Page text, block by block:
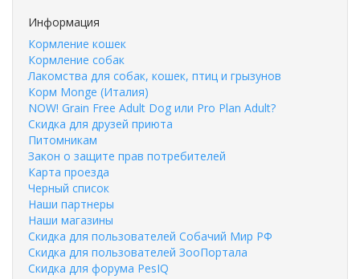
Информация
Кормление кошек
Кормление собак
Лакомства для собак, кошек, птиц и грызунов
Корм Monge (Италия)
NOW! Grain Free Adult Dog или Pro Plan Adult?
Скидка для друзей приюта
Питомникам
Закон о защите прав потребителей
Карта проезда
Черный список
Наши партнеры
Наши магазины
Скидка для пользователей Собачий Мир РФ
Скидка для пользователей ЗооПортала
Скидка для форума PesIQ